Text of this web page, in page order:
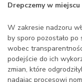
Drepczemy w miejscu
W zakresie nadzoru
by sporo pozostało
wobec
podejście do ich
zmian, które
nadając procesowi